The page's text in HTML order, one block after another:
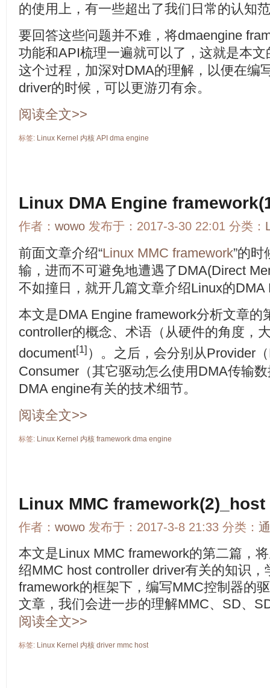
的使用上，有一些超出了我们日常的认知
要回答这些问题并不难，将dmaengine
功能和API梳理一遍就可以了，这就是本
这个过程，加深对DMA的理解，以便在编
driver的时候，可以更游刃有余。
阅读全文>>
标签: Linux Kernel 内核 API dma engine
Linux DMA Engine
作者： wowo 发布于：2017-3-30 22:01 分类：
前面文章介绍“Linux MMC framework”的时
输，进而不可避免地遭遇了DMA(Direct
不如撞日，就开几篇文章介绍Linux的DMA
本文是DMA Engine framework分析文章的
controller的概念、术语（从硬件的角度，
document[1] ）。之后，会分别从Provider
Consumer（其它驱动怎么使用DMA传输
DMA engine有关的技术细节。
阅读全文>>
标签: Linux Kernel 内核 framework dma engine
Linux MMC
作者： wowo 发布于：2017-3-8 21:33 分类：
本文是Linux MMC framework的第二篇，
绍MMC host controller driver有关的知识
framework的框架下，编写MMC控制器的
文章，我们会进一步的理解MMC、SD、
阅读全文>>
标签: Linux Kernel 内核 driver mmc host